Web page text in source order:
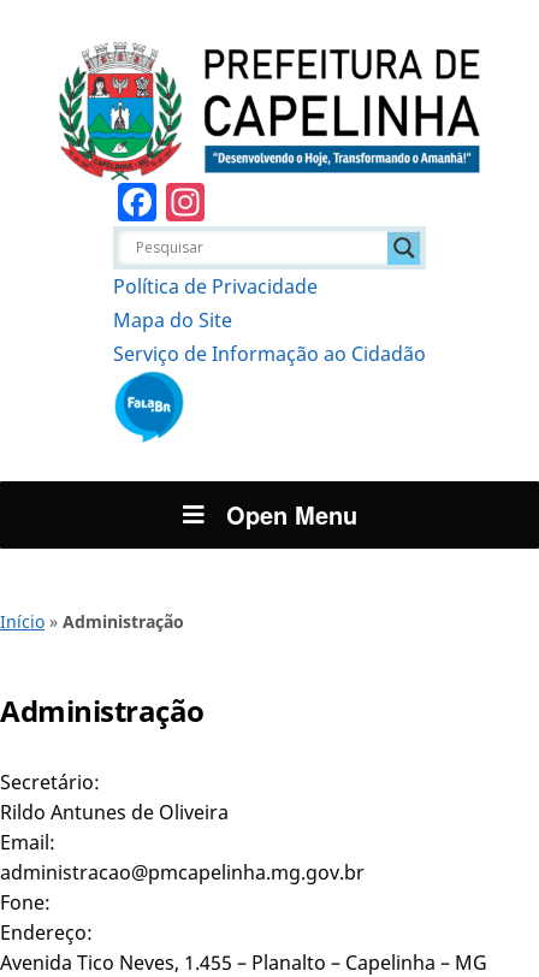
Facebook
Política de Privacidade
Mapa do Site
Serviço de Informação ao Cidadão
Open Menu
Início » Administração
Administração
Secretário:
Rildo Antunes de Oliveira
Email:
administracao@pmcapelinha.mg.gov.br
Fone:
Endereço:
Avenida Tico Neves, 1.455 – Planalto – Capelinha – MG